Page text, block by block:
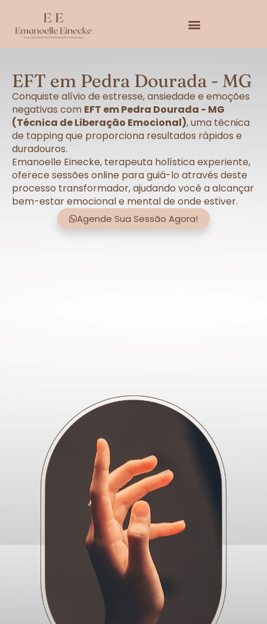
EFT em Pedra Dourada - MG
Conquiste alívio de estresse, ansiedade e emoções
negativas com EFT em Pedra Dourada - MG
(Técnica de Liberação Emocional), uma técnica
de tapping que proporciona resultados rápidos e
duradouros.
Emanoelle Einecke, terapeuta holística experiente,
oferece sessões online para guiá-lo através deste
processo transformador, ajudando você a alcançar
bem-estar emocional e mental de onde estiver.
Agende Sua Sessão Agora!